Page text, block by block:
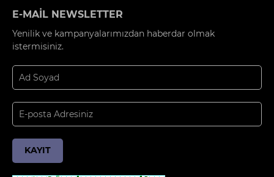
E-MAİL NEWSLETTER
Yenilik ve kampanyalarımızdan haberdar olmak
istermisiniz.
KAYIT